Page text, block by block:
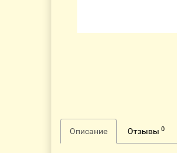
Описание Отзывы 0